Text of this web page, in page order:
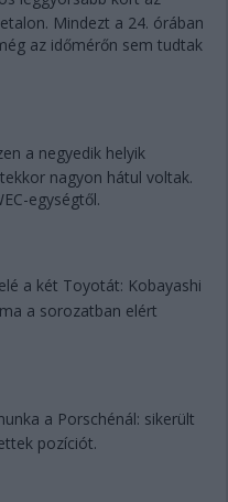
Mindezt a 24. órában
az időmérőn sem tudtak
a negyedik helyik
nagyon hátul voltak.
egységtől.
a két Toyotát: Kobayashi
a sorozatban elért
a Porschénál: sikerült
pozíciót.